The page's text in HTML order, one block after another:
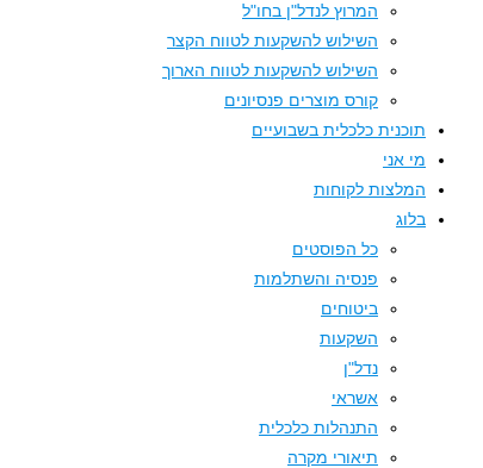
המרוץ לנדל"ן בחו"ל
השילוש להשקעות לטווח הקצר
השילוש להשקעות לטווח הארוך
קורס מוצרים פנסיונים
תוכנית כלכלית בשבועיים
מי אני
המלצות לקוחות
בלוג
כל הפוסטים
פנסיה והשתלמות
ביטוחים
השקעות
נדל"ן
אשראי
התנהלות כלכלית
תיאורי מקרה